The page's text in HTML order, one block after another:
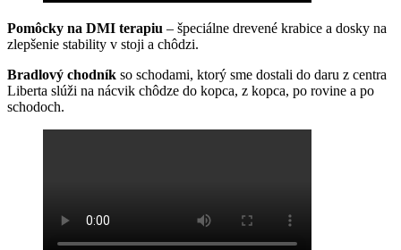
Pomôcky na DMI terapiu – špeciálne drevené krabice a dosky na
zlepšenie stability v stoji a chôdzi.
Bradlový chodník so schodami, ktorý sme dostali do daru z centra
Liberta slúži na nácvik chôdze do kopca, z kopca, po rovine a po
schodoch.